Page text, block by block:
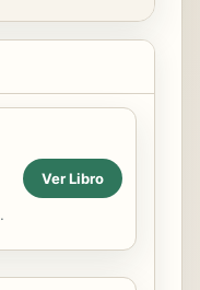
Ver Libro